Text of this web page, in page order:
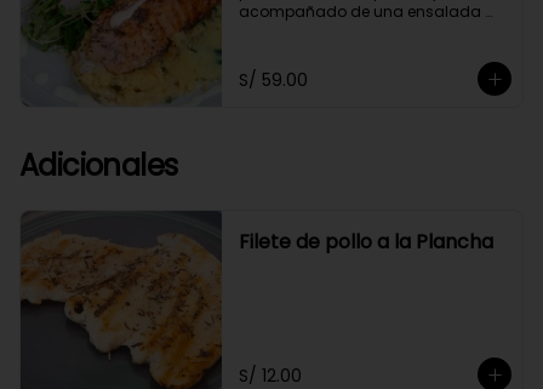
acompañado de una ensalada
S/ 59.00
Adicionales
Filete de pollo a la Plancha
S/ 12.00